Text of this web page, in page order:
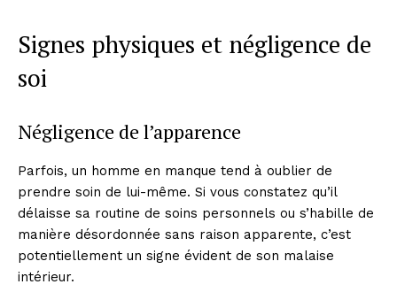
Signes physiques et négligence de
soi
Négligence de l’apparence
Parfois, un homme en manque tend à oublier de
prendre soin de lui-même. Si vous constatez qu’il
délaisse sa routine de soins personnels ou s’habille de
manière désordonnée sans raison apparente, c’est
potentiellement un signe évident de son malaise
intérieur.